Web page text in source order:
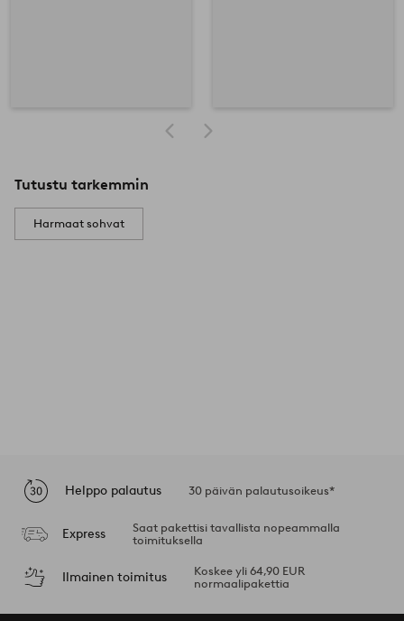
Tutustu tarkemmin
Harmaat sohvat
Helppo palautus 30 päivän palautusoikeus*
Express
Saat pakettisi tavallista nopeammalla
toimituksella
Ilmainen toimitus
Koskee yli 64,90 EUR
normaalipakettia